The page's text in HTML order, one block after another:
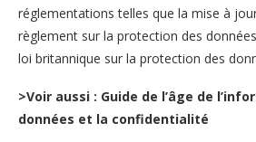
réglementations telles que la mise à
règlement sur la protection des données
loi britannique sur la protection des
>Voir aussi : Guide de l’âge de
données et la confidentialité